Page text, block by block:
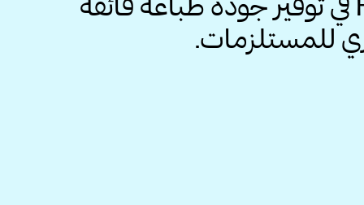
ثق من استمرار طابعة HP في توفير جودة طباعة فائقة
للمستلزمات.